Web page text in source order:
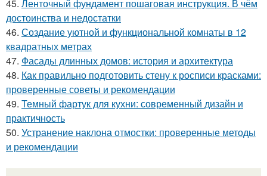
45. Ленточный фундамент пошаговая инструкция. В чём
достоинства и недостатки
46. Создание уютной и функциональной комнаты в 12
квадратных метрах
47. Фасады длинных домов: история и архитектура
48. Как правильно подготовить стену к росписи красками:
проверенные советы и рекомендации
49. Темный фартук для кухни: современный дизайн и
практичность
50. Устранение наклона отмостки: проверенные методы
и рекомендации